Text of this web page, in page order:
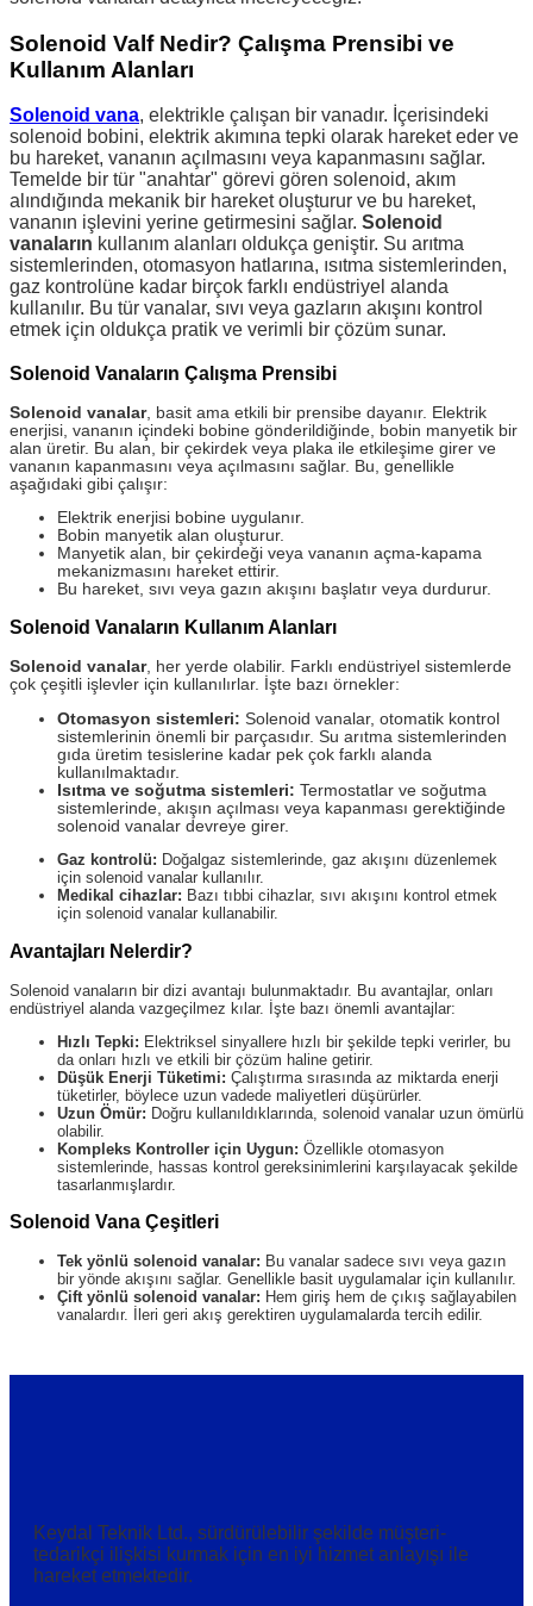
Solenoid Valf Nedir? Çalışma Prensibi ve
Kullanım Alanları
Solenoid vana, elektrikle çalışan bir vanadır. İçerisindeki
solenoid bobini, elektrik akımına tepki olarak hareket eder ve
bu hareket, vananın açılmasını veya kapanmasını sağlar.
Temelde bir tür "anahtar" görevi gören solenoid, akım
alındığında mekanik bir hareket oluşturur ve bu hareket,
vananın işlevini yerine getirmesini sağlar. Solenoid
vanaların kullanım alanları oldukça geniştir. Su arıtma
sistemlerinden, otomasyon hatlarına, ısıtma sistemlerinden,
gaz kontrolüne kadar birçok farklı endüstriyel alanda
kullanılır. Bu tür vanalar, sıvı veya gazların akışını kontrol
etmek için oldukça pratik ve verimli bir çözüm sunar.
Solenoid Vanaların Çalışma Prensibi
Solenoid vanalar, basit ama etkili bir prensibe dayanır. Elektrik
enerjisi, vananın içindeki bobine gönderildiğinde, bobin manyetik bir
alan üretir. Bu alan, bir çekirdek veya plaka ile etkileşime girer ve
vananın kapanmasını veya açılmasını sağlar. Bu, genellikle
aşağıdaki gibi çalışır:
Elektrik enerjisi bobine uygulanır.
Bobin manyetik alan oluşturur.
Manyetik alan, bir çekirdeği veya vananın açma-kapama
mekanizmasını hareket ettirir.
Bu hareket, sıvı veya gazın akışını başlatır veya durdurur.
Solenoid Vanaların Kullanım Alanları
Solenoid vanalar, her yerde olabilir. Farklı endüstriyel sistemlerde
çok çeşitli işlevler için kullanılırlar. İşte bazı örnekler:
Otomasyon sistemleri: Solenoid vanalar, otomatik kontrol
sistemlerinin önemli bir parçasıdır. Su arıtma sistemlerinden
gıda üretim tesislerine kadar pek çok farklı alanda
kullanılmaktadır.
Isıtma ve soğutma sistemleri: Termostatlar ve soğutma
sistemlerinde, akışın açılması veya kapanması gerektiğinde
solenoid vanalar devreye girer.
Gaz kontrolü: Doğalgaz sistemlerinde, gaz akışını düzenlemek
için solenoid vanalar kullanılır.
Medikal cihazlar: Bazı tıbbi cihazlar, sıvı akışını kontrol etmek
için solenoid vanalar kullanabilir.
Avantajları Nelerdir?
Solenoid vanaların bir dizi avantajı bulunmaktadır. Bu avantajlar, onları
endüstriyel alanda vazgeçilmez kılar. İşte bazı önemli avantajlar:
Hızlı Tepki: Elektriksel sinyallere hızlı bir şekilde tepki verirler, bu
da onları hızlı ve etkili bir çözüm haline getirir.
Düşük Enerji Tüketimi: Çalıştırma sırasında az miktarda enerji
tüketirler, böylece uzun vadede maliyetleri düşürürler.
Uzun Ömür: Doğru kullanıldıklarında, solenoid vanalar uzun ömürlü
olabilir.
Kompleks Kontroller için Uygun: Özellikle otomasyon
sistemlerinde, hassas kontrol gereksinimlerini karşılayacak şekilde
tasarlanmışlardır.
Solenoid Vana Çeşitleri
Tek yönlü solenoid vanalar: Bu vanalar sadece sıvı veya gazın
bir yönde akışını sağlar. Genellikle basit uygulamalar için kullanılır.
Çift yönlü solenoid vanalar: Hem giriş hem de çıkış sağlayabilen
vanalardır. İleri geri akış gerektiren uygulamalarda tercih edilir.
Keydal Teknik Ltd., sürdürülebilir şekilde müşteri-
tedarikçi ilişkisi kurmak için en iyi hizmet anlayışı ile
hareket etmektedir.